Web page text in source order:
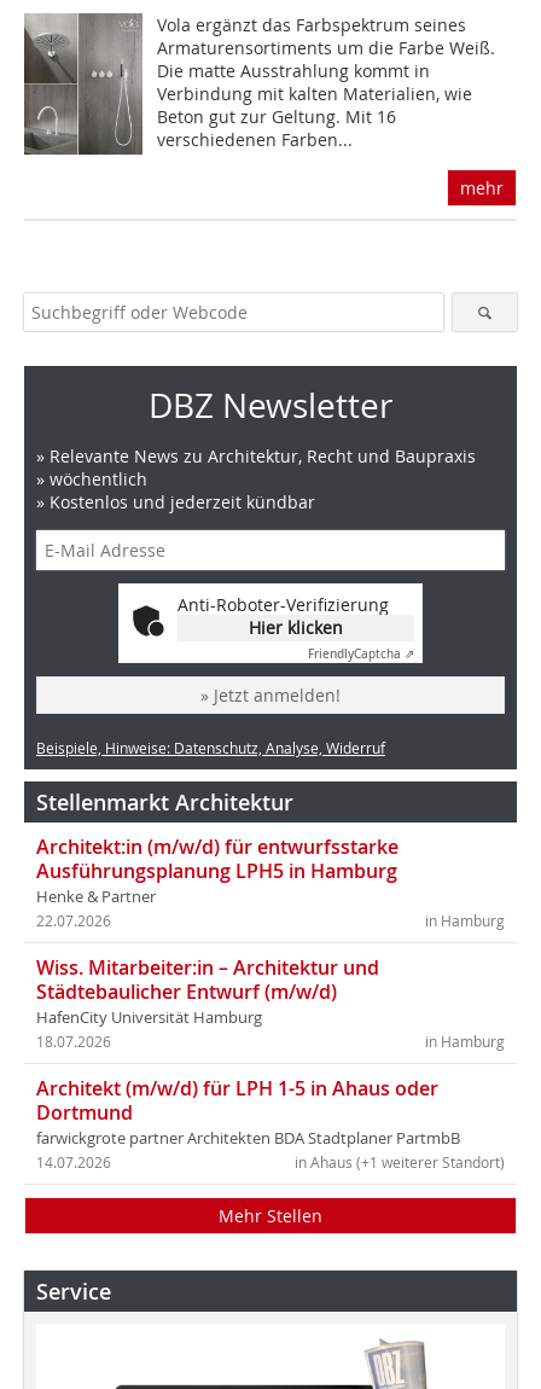
Vola ergänzt das Farbspektrum seines
Armaturensortiments um die Farbe Weiß.
Die matte Ausstrahlung kommt in
Verbindung mit kalten Materialien, wie
Beton gut zur Geltung. Mit 16
verschiedenen Farben...
mehr
DBZ Newsletter
» Relevante News zu Architektur, Recht und Baupraxis
» wöchentlich
» Kostenlos und jederzeit kündbar
Anti-Roboter-Verifizierung
Hier klicken
FriendlyCaptcha ⇗
» Jetzt anmelden!
Beispiele, Hinweise: Datenschutz, Analyse, Widerruf
Stellenmarkt Architektur
Architekt:in (m/w/d) für entwurfsstarke
Ausführungsplanung LPH5 in Hamburg
Henke & Partner
in Hamburg
22.07.2026
Wiss. Mitarbeiter:in – Architektur und
Städtebaulicher Entwurf (m/w/d)
HafenCity Universität Hamburg
in Hamburg
18.07.2026
Architekt (m/w/d) für LPH 1-5 in Ahaus oder
Dortmund
farwickgrote partner Architekten BDA Stadtplaner PartmbB
in Ahaus (+1 weiterer Standort)
14.07.2026
Mehr Stellen
Service